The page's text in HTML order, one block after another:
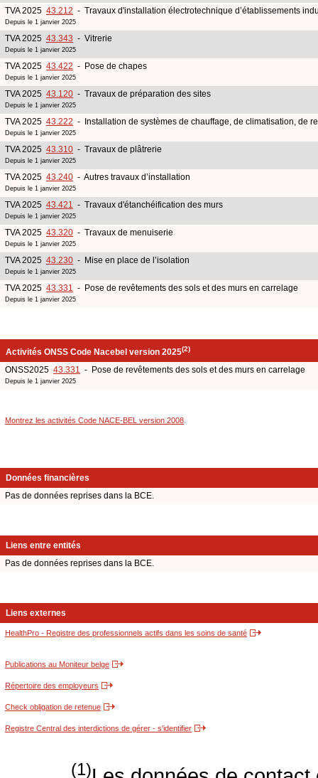
TVA 2025 43.212 - Travaux d'installation électrotechnique d’établissements
Depuis le 1 janvier 2025
TVA 2025 43.343 - Vitrerie
Depuis le 1 janvier 2025
TVA 2025 43.422 - Pose de chapes
Depuis le 1 janvier 2025
TVA 2025 43.120 - Travaux de préparation des sites
Depuis le 1 janvier 2025
TVA 2025 43.222 - Installation de systèmes de chauffage, de climatisation, de
Depuis le 1 janvier 2025
TVA 2025 43.310 - Travaux de plâtrerie
Depuis le 1 janvier 2025
TVA 2025 43.240 - Autres travaux d’installation
Depuis le 1 janvier 2025
TVA 2025 43.421 - Travaux d'étanchéification des murs
Depuis le 1 janvier 2025
TVA 2025 43.320 - Travaux de menuiserie
Depuis le 1 janvier 2025
TVA 2025 43.230 - Mise en place de l’isolation
Depuis le 1 janvier 2025
TVA 2025 43.331 - Pose de revêtements des sols et des murs en carrelage
Depuis le 1 janvier 2025
Activités ONSS Code Nacebel version 2025(2)
ONSS2025 43.331 - Pose de revêtements des sols et des murs en carrelage
Depuis le 1 janvier 2025
Montrez les activités Code NACE-BEL version 2008
Données financières
Pas de données reprises dans la BCE.
Liens entre entités
Pas de données reprises dans la BCE.
Liens externes
HealthPro - Registre des professionnels actifs dans les soins de santé
Publications au Moniteur belge
Répertoire des employeurs
Check obligation de retenue
Registre Central des interdictions de gérer - s'identifier
(1)